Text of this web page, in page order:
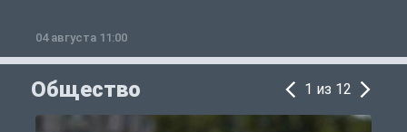
04 августа 11:00
Общество 1 из 12